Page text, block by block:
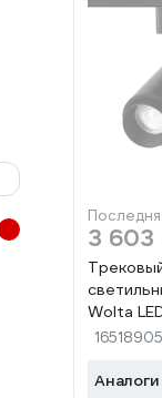
3 603
Wolta
2800Лм
16518905
Аналоги